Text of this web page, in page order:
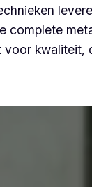
complete
kwaliteit,